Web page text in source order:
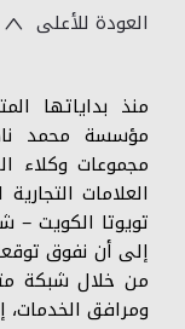
العودة للأعلى
مؤسسة محمد
مجموعات وكلاء
العلامات
تويوتا الكويت –
إلى أن نفوق
من خلال شبكة
ومرافق الخدمات،